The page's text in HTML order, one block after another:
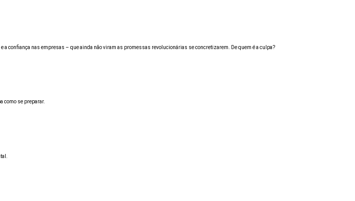
confiança nas empresas – que ainda não viram as promessas revolucionárias se concretizarem. De quem é a culpa?
como se preparar.